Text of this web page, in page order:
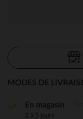
MODES DE
En magasin
2 à 5 jours